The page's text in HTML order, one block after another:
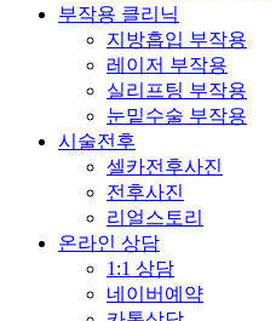
부작용 클리닉
지방흡입 부작용
레이저 부작용
실리프팅 부작용
눈밑수술 부작용
시술전후
셀카전후사진
전후사진
리얼스토리
온라인 상담
1:1 상담
네이버예약